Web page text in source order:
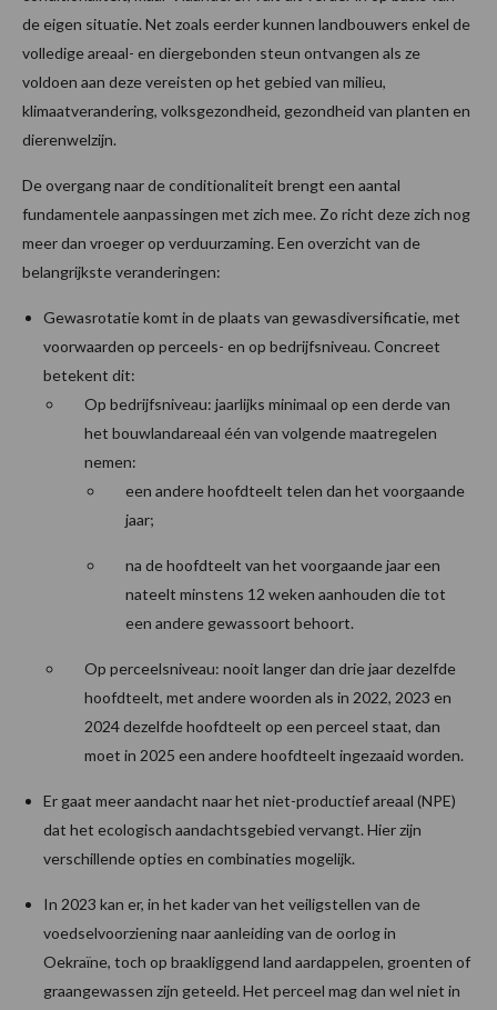
de eigen situatie. Net zoals eerder kunnen landbouwers enkel de
volledige areaal- en diergebonden steun ontvangen als ze
voldoen aan deze vereisten op het gebied van milieu,
klimaatverandering, volksgezondheid, gezondheid van planten en
dierenwelzijn.
De overgang naar de conditionaliteit brengt een aantal
fundamentele aanpassingen met zich mee. Zo richt deze zich nog
meer dan vroeger op verduurzaming. Een overzicht van de
belangrijkste veranderingen:
Gewasrotatie komt in de plaats van gewasdiversificatie, met
voorwaarden op perceels- en op bedrijfsniveau. Concreet
betekent dit:
Op bedrijfsniveau: jaarlijks minimaal op een derde van
het bouwlandareaal één van volgende maatregelen
nemen:
een andere hoofdteelt telen dan het voorgaande
jaar;
na de hoofdteelt van het voorgaande jaar een
nateelt minstens 12 weken aanhouden die tot
een andere gewassoort behoort.
Op perceelsniveau: nooit langer dan drie jaar dezelfde
hoofdteelt, met andere woorden als in 2022, 2023 en
2024 dezelfde hoofdteelt op een perceel staat, dan
moet in 2025 een andere hoofdteelt ingezaaid worden.
Er gaat meer aandacht naar het niet-productief areaal (NPE)
dat het ecologisch aandachtsgebied vervangt. Hier zijn
verschillende opties en combinaties mogelijk.
In 2023 kan er, in het kader van het veiligstellen van de
voedselvoorziening naar aanleiding van de oorlog in
Oekraïne, toch op braakliggend land aardappelen, groenten of
graangewassen zijn geteeld. Het perceel mag dan wel niet in